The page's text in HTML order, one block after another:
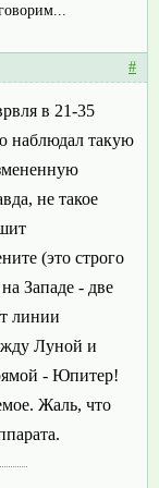
#
в 21-35
наблюдал такую
не такое
(это строго
Западе - две
линии
Луной и
- Юпитер!
Жаль, что